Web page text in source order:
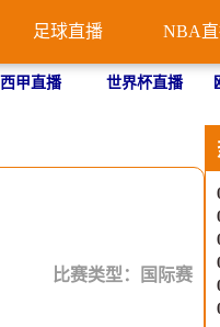
足球直播 NBA
西甲直播 世界杯直播
比赛类型： 国际赛